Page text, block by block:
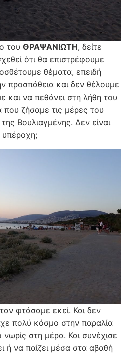
του ΘΡΑΨΑΝΙΩΤΗ, δείτε
ότι θα επιστρέφουμε
θέματα, επειδή
προσπάθεια και δεν θέλουμε
και να πεθάνει στη λήθη του
ζήσαμε τις μέρες του
Βουλιαγμένης. Δεν είναι
υπέροχη;
φτάσαμε εκεί. Και δεν
πολύ κόσμο στην παραλία
στη μέρα. Και συνέχισε
ή να παίζει μέσα στα αβαθή